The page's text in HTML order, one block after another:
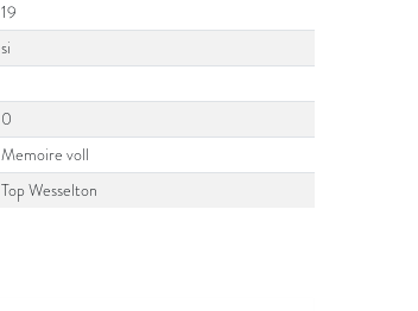
19
si
0
Memoire voll
Top Wesselton